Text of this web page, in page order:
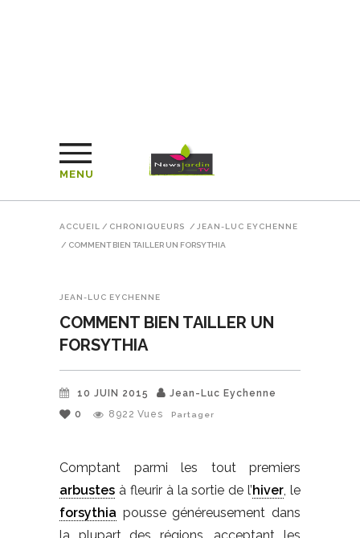
MENU
ACCUEIL / CHRONIQUEURS / JEAN-LUC EYCHENNE
/ COMMENT BIEN TAILLER UN FORSYTHIA
JEAN-LUC EYCHENNE
COMMENT BIEN TAILLER UN
FORSYTHIA
10 JUIN 2015
Jean-Luc Eychenne
0
8922 Vues Partager
Comptant parmi les tout premiers
arbustes à fleurir à la sortie de l’hiver , le
forsythia pousse généreusement dans